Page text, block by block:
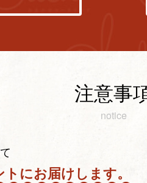
注意事
notice
にお届けします。